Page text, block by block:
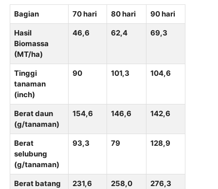
Bagian 70 hari 80 hari 90 hari
Hasil
Biomassa
(MT/ha)
46,6 62,4 69,3
Tinggi
tanaman
(inch)
90 101,3 104,6
Berat daun
(g/tanaman)
154,6 146,6 142,6
Berat
selubung
(g/tanaman)
93,3 79 128,9
Berat batang
231,6 258,0 276,3